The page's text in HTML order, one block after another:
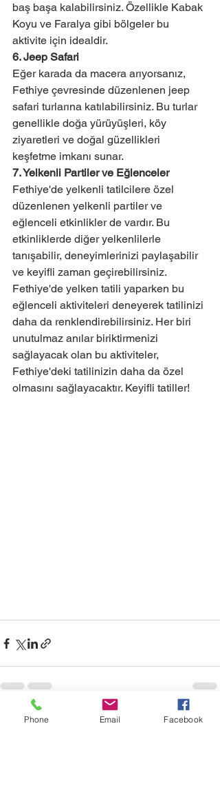
baş başa kalabilirsiniz. Özellikle Kabak
Koyu ve Faralya gibi bölgeler bu
aktivite için idealdir.
6. Jeep Safari
Eğer karada da macera arıyorsanız,
Fethiye çevresinde düzenlenen jeep
safari turlarına katılabilirsiniz. Bu turlar
genellikle doğa yürüyüşleri, köy
ziyaretleri ve doğal güzellikleri
keşfetme imkanı sunar.
7. Yelkenli Partiler ve Eğlenceler
Fethiye'de yelkenli tatilcilere özel
düzenlenen yelkenli partiler ve
eğlenceli etkinlikler de vardır. Bu
etkinliklerde diğer yelkenlilerle
tanışabilir, deneyimlerinizi paylaşabilir
ve keyifli zaman geçirebilirsiniz.
Fethiye'de yelken tatili yaparken bu
eğlenceli aktiviteleri deneyerek tatilinizi
daha da renklendirebilirsiniz. Her biri
unutulmaz anılar biriktirmenizi
sağlayacak olan bu aktiviteler,
Fethiye'deki tatilinizin daha da özel
olmasını sağlayacaktır. Keyifli tatiller!
Son Yazılar Hepsini Gör
Phone Email Facebook